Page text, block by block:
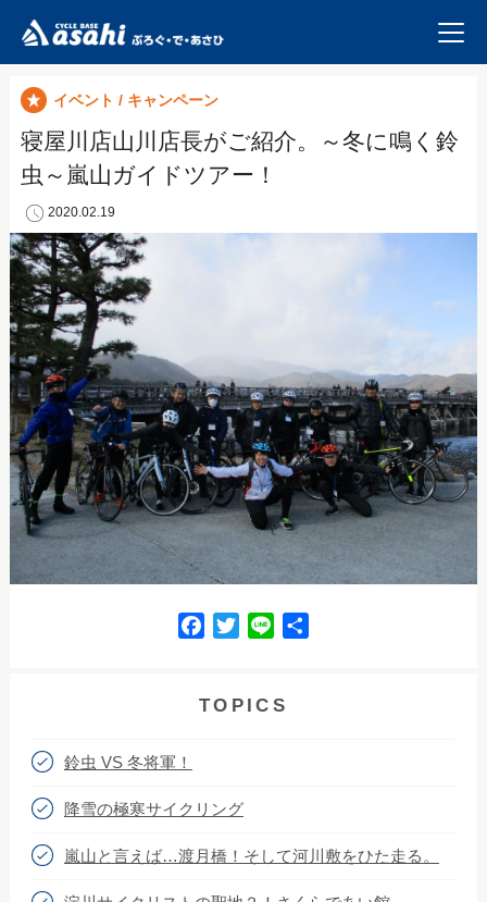
イベント / キャンペーン
寝屋川店山川店長がご紹介。～冬に鳴く鈴
虫～嵐山ガイドツアー！
2020.02.19
e
k
t
e
TOPICS
鈴虫 VS 冬将軍！
降雪の極寒サイクリング
嵐山と言えば…渡月橋！そして河川敷をひた走る。